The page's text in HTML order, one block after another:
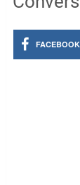
FACEBOOK